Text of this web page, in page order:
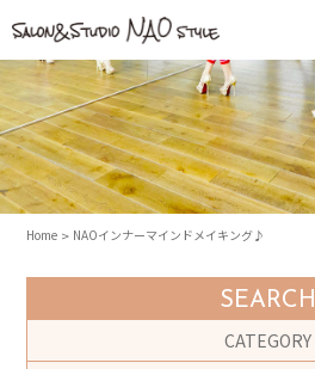
Home NAOインナーマインドメイキング♪
SEARCH
CATEGORY